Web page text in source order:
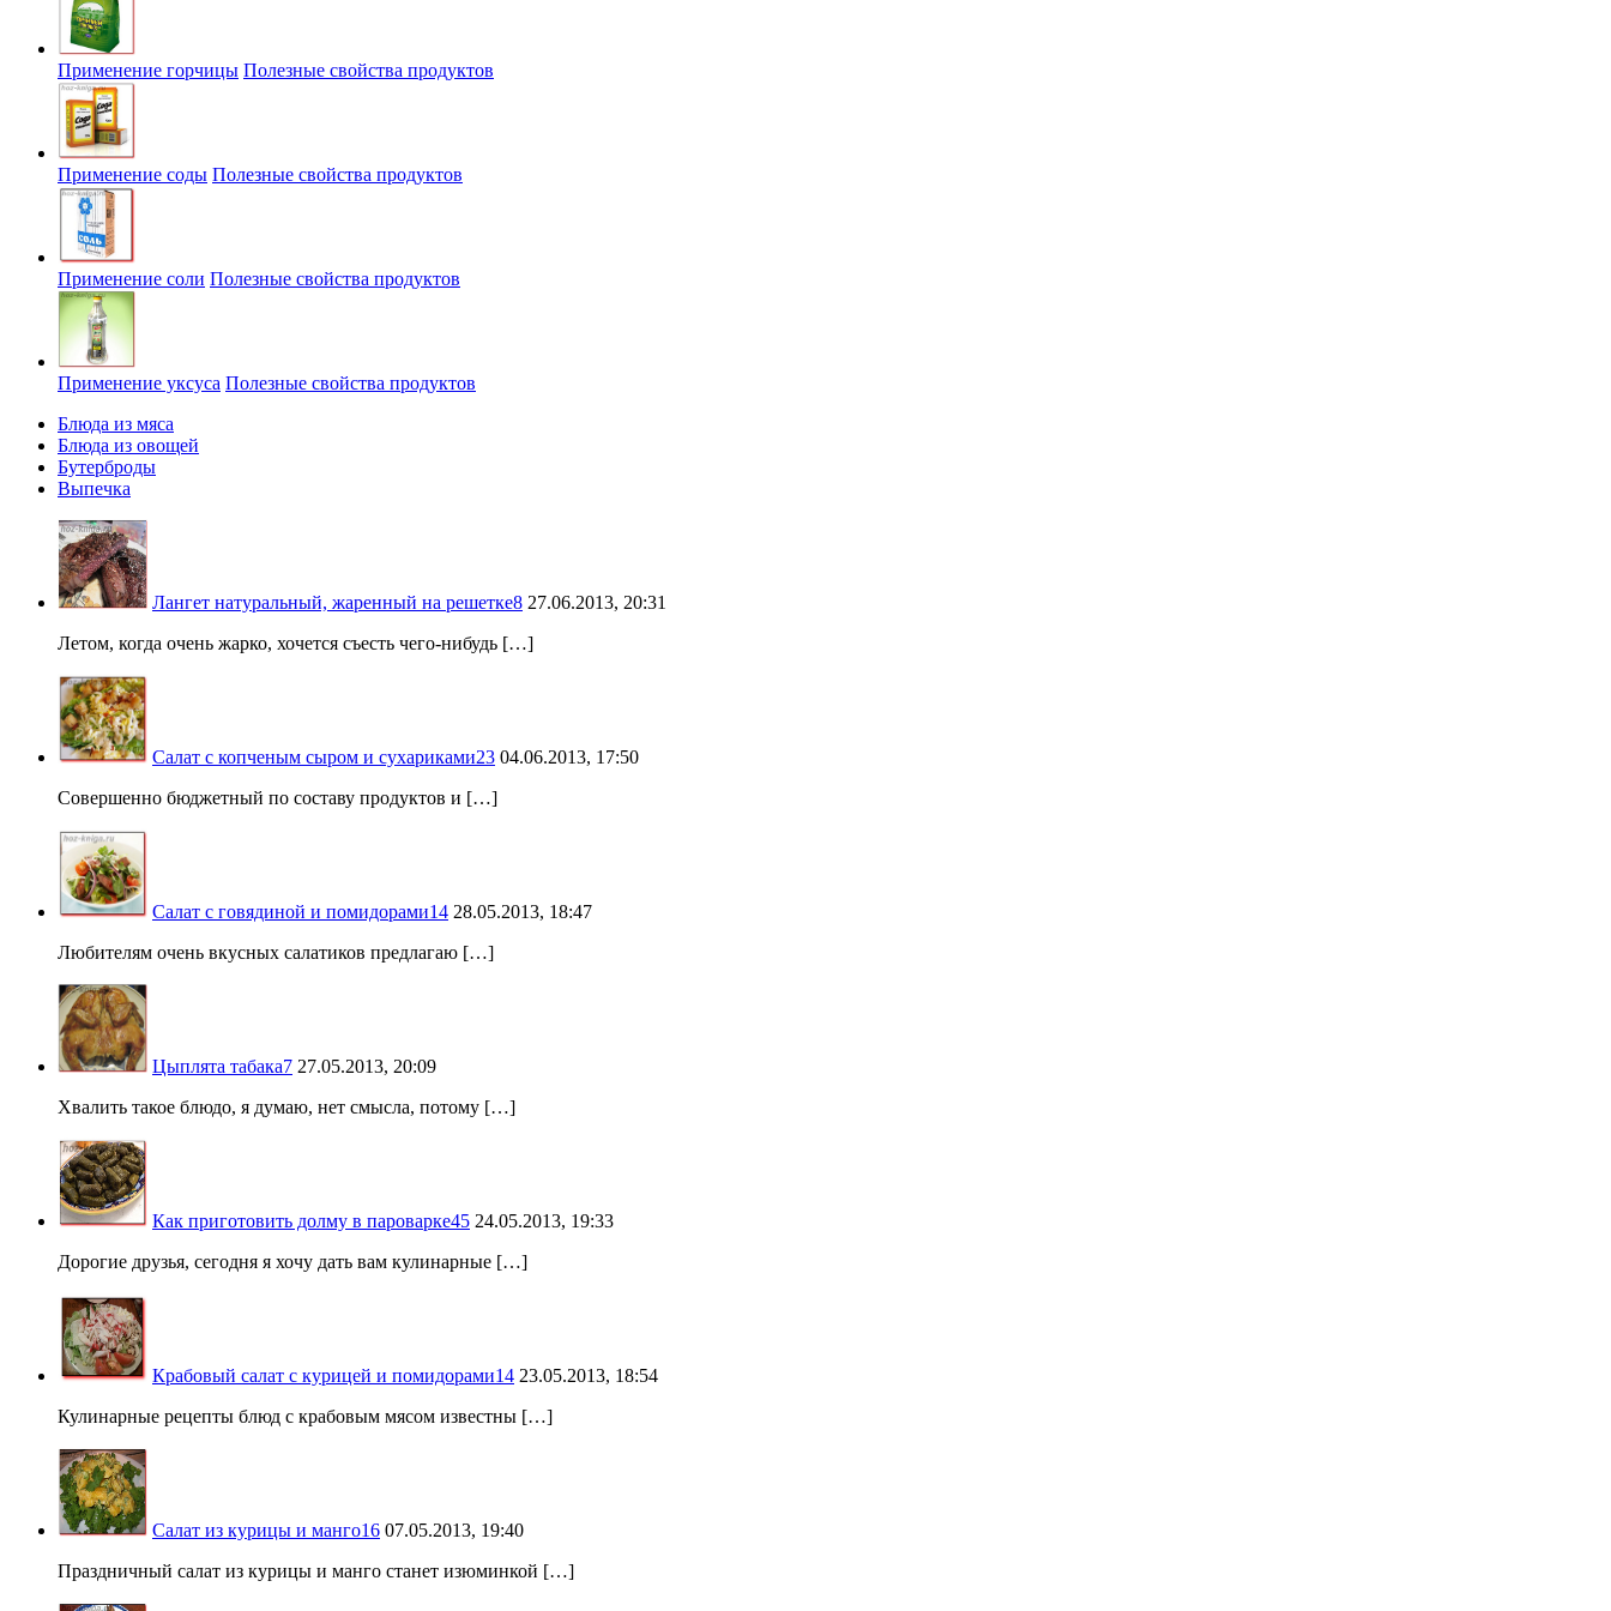
Применение горчицы Полезные свойства продуктов
Применение соды Полезные свойства продуктов
Применение соли Полезные свойства продуктов
Применение уксуса Полезные свойства продуктов
Блюда из мяса
Блюда из овощей
Бутерброды
Выпечка
Лангет натуральный, жаренный на решетке8 27.06.2013, 20:31
Летом, когда очень жарко, хочется съесть чего-нибудь […]
Салат с копченым сыром и сухариками23 04.06.2013, 17:50
Совершенно бюджетный по составу продуктов и […]
Салат с говядиной и помидорами14 28.05.2013, 18:47
Любителям очень вкусных салатиков предлагаю […]
Цыплята табака7 27.05.2013, 20:09
Хвалить такое блюдо, я думаю, нет смысла, потому […]
Как приготовить долму в пароварке45 24.05.2013, 19:33
Дорогие друзья, сегодня я хочу дать вам кулинарные […]
Крабовый салат с курицей и помидорами14 23.05.2013, 18:54
Кулинарные рецепты блюд с крабовым мясом известны […]
Салат из курицы и манго16 07.05.2013, 19:40
Праздничный салат из курицы и манго станет изюминкой […]